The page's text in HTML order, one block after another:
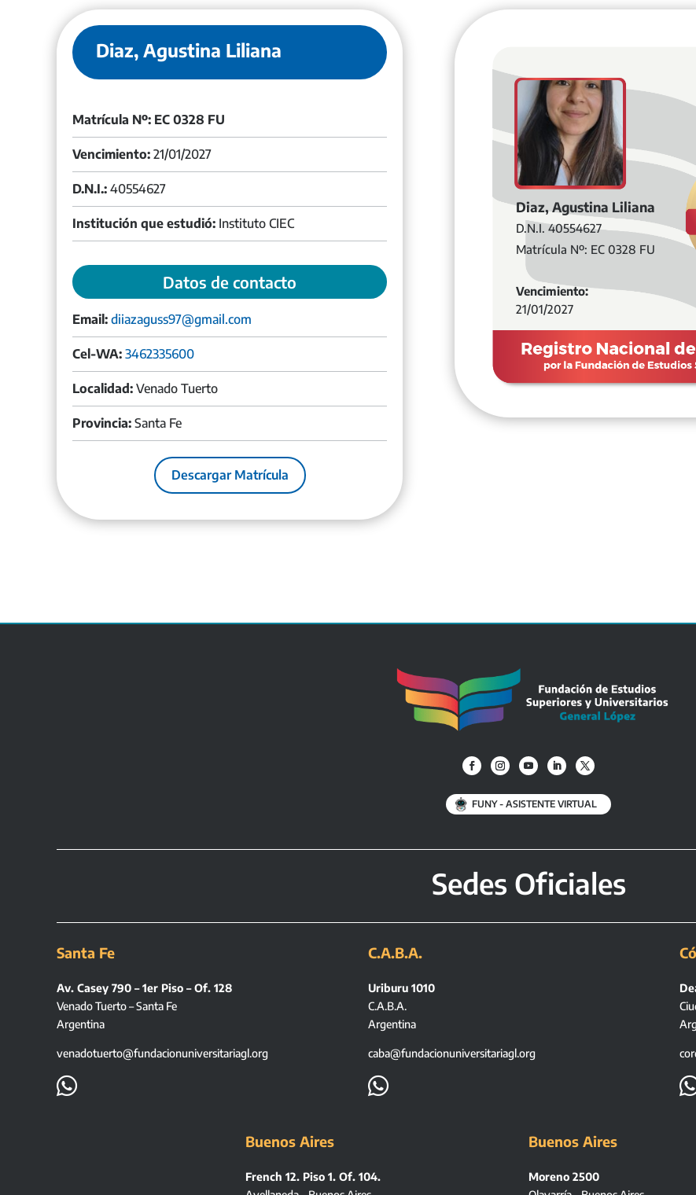
Diaz, Agustina Liliana
Matrícula Nº: EC 0328 FU
Vencimiento: 21/01/2027
D.N.I.: 40554627
Institución que estudió: Instituto CIEC
Datos de contacto
Email: diiazaguss97@gmail.com
Cel-WA: 3462335600
Localidad: Venado Tuerto
Provincia: Santa Fe
Descargar Matrícula
Diaz, Agustina Liliana
D.N.I. 40554627
Matrícula Nº: EC 0328 FU
Vencimiento:
21/01/2027
FUNY - ASISTENTE VIRTUAL
Sedes Oficiales
Santa Fe
Av. Casey 790 – 1er Piso – Of. 128
Venado Tuerto – Santa Fe
Argentina
venadotuerto@fundacionuniversitariagl.org

C.A.B.A.
Uriburu 1010
C.A.B.A.
Argentina
caba@fundacionuniversitariagl.org

Buenos Aires
French 12. Piso 1. Of. 104.
Buenos Aires
Moreno 2500